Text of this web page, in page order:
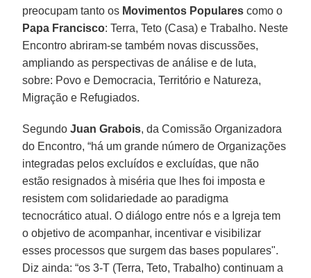
preocupam tanto os Movimentos Populares como o
Papa Francisco: Terra, Teto (Casa) e Trabalho. Neste
Encontro abriram-se também novas discussões,
ampliando as perspectivas de análise e de luta,
sobre: Povo e Democracia, Território e Natureza,
Migração e Refugiados.
SegundoJuan Grabois, da Comissão Organizadora
do Encontro, “há um grande número de Organizações
integradas pelos excluídos e excluídas, que não
estão resignados à miséria que lhes foi imposta e
resistem com solidariedade ao paradigma
tecnocrático atual. O diálogo entre nós e a Igreja tem
o objetivo de acompanhar, incentivar e visibilizar
esses processos que surgem das bases populares".
Diz ainda: “os 3-T (Terra, Teto, Trabalho) continuam a